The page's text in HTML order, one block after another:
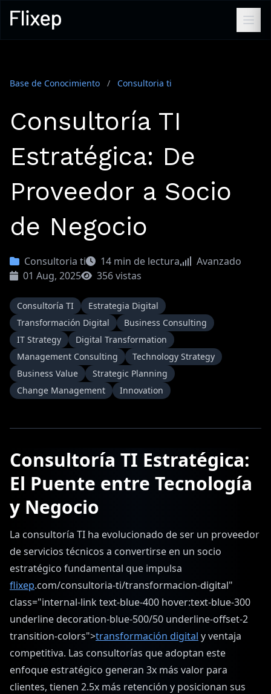
Base de Conocimiento / Consultoria ti
Consultoría TI
Estratégica: De
Proveedor a Socio
de Negocio
Consultoria ti 14 min de lectura
Avanzado
01 Aug, 2025
356 vistas
Consultoría TI
Estrategia Digital
Transformación Digital
Business Consulting
IT Strategy
Digital Transformation
Management Consulting
Technology Strategy
Business Value
Strategic Planning
Change Management
Innovation
Consultoría TI Estratégica:
El Puente entre Tecnología
y Negocio
La consultoría TI ha evolucionado de ser un proveedor
de servicios técnicos a convertirse en un socio
estratégico fundamental que impulsa
flixep.com/consultoria-ti/transformacion-digital"
class="internal-link text-blue-400 hover:text-blue-300
underline decoration-blue-500/50 underline-offset-2
transition-colors">transformación digital y ventaja
competitiva. Las consultorías que adoptan este
enfoque estratégico generan 3x más valor para
clientes, tienen 2.5x más retención y posicionan sus